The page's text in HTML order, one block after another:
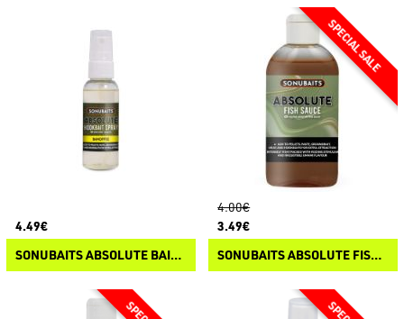
4.49€
SONUBAITS ABSOLUTE BAIT SPRAY
4.00€
3.49€
SONUBAITS ABSOLUTE FISH SAUCE